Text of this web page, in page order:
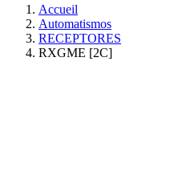
Accueil
Automatismos
RECEPTORES
RXGME [2C]